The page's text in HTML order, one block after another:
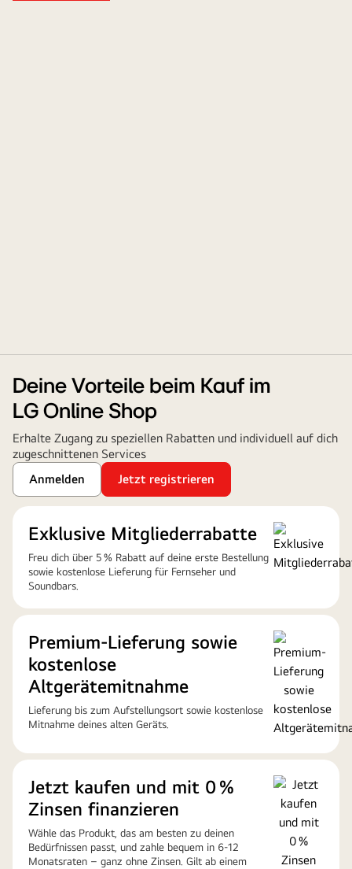
Deine Vorteile beim Kauf im
LG Online Shop
Erhalte Zugang zu speziellen Rabatten und individuell auf dich
zugeschnittenen Services
Anmelden
Jetzt registrieren
Exklusive Mitgliederrabatte
Freu dich über 5 % Rabatt auf deine erste Bestellung
sowie kostenlose Lieferung für Fernseher und
Soundbars.
Premium-Lieferung sowie
kostenlose
Altgerätemitnahme
Lieferung bis zum Aufstellungsort sowie kostenlose
Mitnahme deines alten Geräts.
Jetzt kaufen und mit 0 %
Zinsen finanzieren
Wähle das Produkt, das am besten zu deinen
Bedürfnissen passt, und zahle bequem in 6-12
Monatsraten – ganz ohne Zinsen. Gilt ab einem